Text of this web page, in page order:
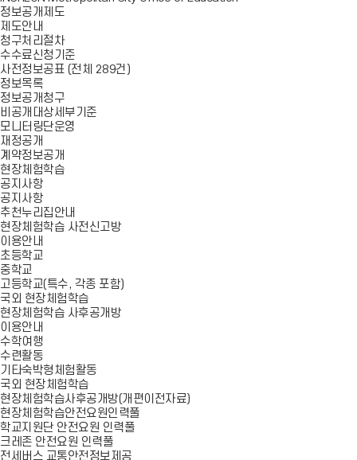
정보공개제도
제도안내
청구처리절차
수수료신청기준
사전정보공표 (전체 289건)
정보목록
정보공개청구
비공개대상세부기준
모니터링단운영
재정공개
계약정보공개
현장체험학습
공지사항
공지사항
추천누리집안내
현장체험학습 사전신고방
이용안내
초등학교
중학교
고등학교(특수, 각종 포함)
국외 현장체험학습
현장체험학습 사후공개방
이용안내
수학여행
수련활동
기타숙박형체험활동
국외 현장체험학습
현장체험학습사후공개방(개편이전자료)
현장체험학습안전요원인력풀
학교지원단 안전요원 인력풀
크레존 안전요원 인력풀
전세버스 교통안전정보제공